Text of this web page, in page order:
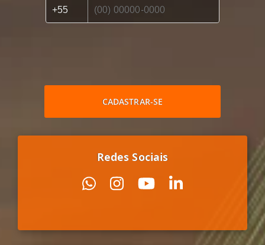
CADASTRAR-SE
Redes Sociais